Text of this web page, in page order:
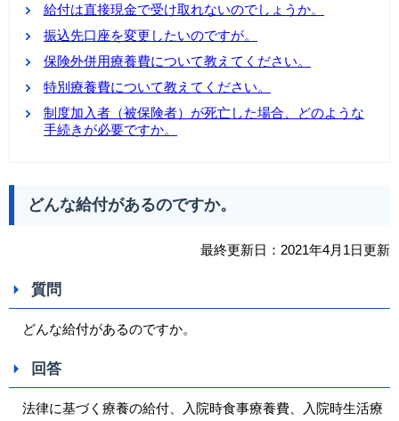
給付は直接現金で受け取れないのでしょうか。
振込先口座を変更したいのですが。
保険外併用療養費について教えてください。
特別療養費について教えてください。
制度加入者（被保険者）が死亡した場合、どのような
手続きが必要ですか。
どんな給付があるのですか。
最終更新日：2021年4月1日更新
質問
どんな給付があるのですか。
回答
法律に基づく療養の給付、入院時食事療養費、入院時生活療